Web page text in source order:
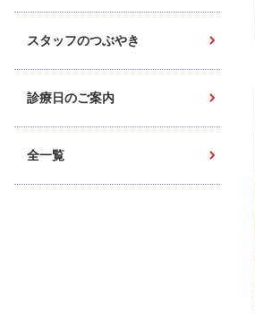
スタッフのつぶやき
診療日のご案内
全一覧